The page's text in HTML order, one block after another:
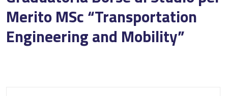
Merito MSc “Transportation
Engineering and Mobility”